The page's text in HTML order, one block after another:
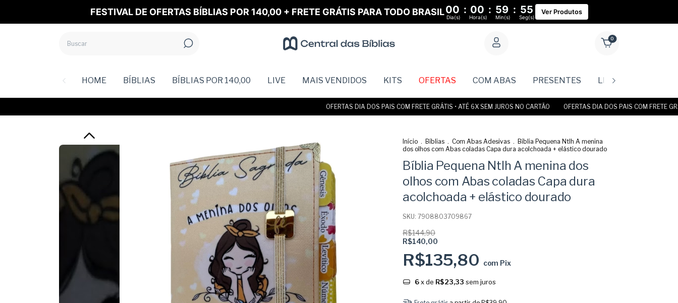
OFERTAS DIA DOS PAIS COM FRETE GRÁTIS • ATÉ 6X SEM JUROS NO CARTÃO OFERTAS DIA DOS PAIS COM FRETE GRÁTIS
FESTIVAL DE OFERTAS BÍBLIAS POR 140,00 + FRETE GRÁTIS PARA TODO BRASIL00 : 00 : 59 : 55
Dia(s) Hora(s) Min(s) Seg(s)
Ver Produtos
0
HOME BÍBLIAS BÍBLIAS POR 140,00 LIVE MAIS VENDIDOS KITS OFERTAS COM ABAS PRESENTES LIVROS
Início . Bíblias . Com Abas Adesivas . Bíblia Pequena Ntlh A menina
dos olhos com Abas coladas Capa dura acolchoada + elástico dourado
Bíblia Pequena Ntlh A menina dos
olhos com Abas coladas Capa dura
acolchoada + elástico dourado
SKU: 7908803709867
R$144,90
R$140,00
R$135,80 com Pix
6x de R$23,33 sem juros